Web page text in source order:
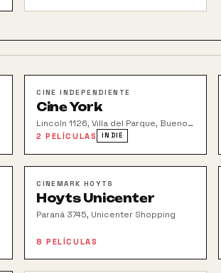
CINE INDEPENDIENTE
Cine York
Lincoln 1126, Villa del Parque, Buenos
Aires
2 PELÍCULAS INDIE
CINEMARK HOYTS
Hoyts Unicenter
Paraná 3745, Unicenter Shopping
8 PELÍCULAS